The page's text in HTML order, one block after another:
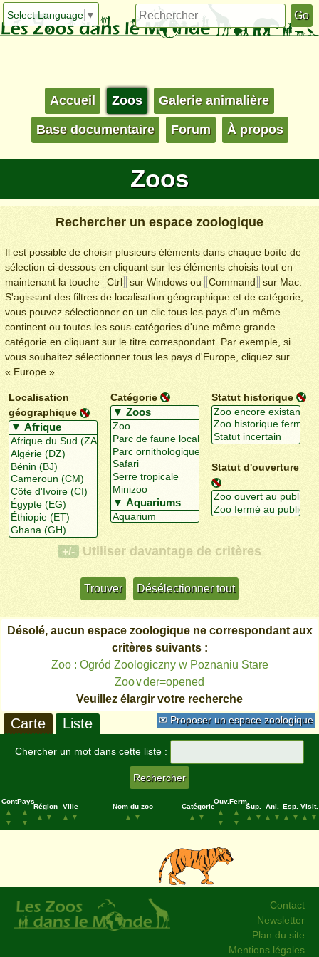
Select Language ▼
Accueil Zoos Galerie animalière
Base documentaire Forum À propos
Zoos
Rechercher un espace zoologique
Il est possible de choisir plusieurs éléments dans chaque boîte de
sélection ci-dessous en cliquant sur les éléments choisis tout en
maintenant la touche
Ctrl sur Windows ou Command
sur Mac.
S'agissant des filtres de localisation géographique et de catégorie,
vous pouvez sélectionner en un clic tous les pays d'un même
continent ou toutes les sous-catégories d'une même grande
catégorie en cliquant sur le titre correspondant. Par exemple, si
vous souhaitez sélectionner tous les pays d'Europe, cliquez sur
« Europe ».
Localisation
géographique
Catégorie Statut historique
Statut d'ouverture
+/- Utiliser davantage de critères
Désolé, aucun espace zoologique ne correspondant aux
critères suivants :
Zoo : Ogród Zoologiczny w Poznaniu Stare
Zoo∨der=opened
Veuillez élargir votre recherche
✉ Proposer un espace zoologique
Carte Liste
Chercher un mot dans cette liste :
Cont.
▲
▼
Pays
▲
▼
Région
▲
▼
Ville
▲
▼
Nom du zoo
▲
▼
Catégorie
▲
▼
Ouv.
▲
▼
Ferm.
▲
▼
Sup.
▲
▼
Ani.
▲
▼
Esp.
▲
▼
Visit.
▲
▼
Contact
Newsletter
Plan du site
Mentions légales